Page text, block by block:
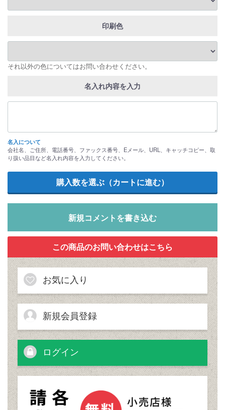
印刷色
それ以外の色についてはお問い合わせください。
名入れ内容を入力
名入について
会社名、ご住所、電話番号、ファックス番号、Eメール、URL、キャッチコピー、取
り扱い品目など名入れ内容を入力してください。
新規コメントを書き込む
お気に入り
新規会員登録
ログイン